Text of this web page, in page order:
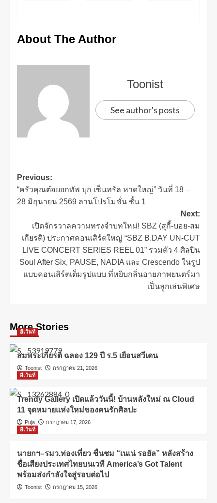
About The Author
Toonist
See author's posts
Previous:
“ครัวคุณต๋อยยกทัพ บุก เซ็นทรัล หาดใหญ่” วันที่ 18 –
28 มิถุนายน 2569 ลานโปรโมชั่น ชั้น 1
Next:
เปิดจักรวาลความทรงจำบทใหม่! SBZ (สุกี้-บอย-สม
เกียรติ) ประกาศคอนเสิร์ตใหญ่ “SBZ B.DAY UN-CUT
LIVE CONCERT SERIES REEL 01” รวมตัว 4 ศิลปิน
Soul After Six, PAUSE, NADIA และ Crescendo ในรูป
แบบคอนเสิร์ตเต็มรูปแบบ ที่หยิบกลิ่นอายภาพยนตร์มา
เป็นลูกเล่นพิเศษ
More Stories
อีเว้นท์
สมพระเกียรติ ฉลอง 129 ปี ร.5 เยือนสวีเดน
Toonist
กรกฎาคม 21, 2026
อีเว้นท์
Trendy Gallery เปิดแล้ววันนี้! บ้านหลังใหม่ ณ Cloud
11 จุดหมายแห่งใหม่ของคนรักศิลปะ
Puja
กรกฎาคม 17, 2026
อีเว้นท์
นายกฯ–รมว.ท่องเที่ยว ชื่นชม “เนเน่ รอยัล” หลังสร้าง
ชื่อเสียงประเทศไทยบนเวที America’s Got Talent
พร้อมส่งกำลังใจสู่รอบต่อไป
Toonist กรกฎาคม 15, 2026